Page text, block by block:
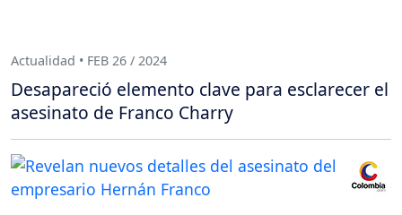
Actualidad • FEB 26 / 2024
Desapareció elemento clave para esclarecer el
asesinato de Franco Charry